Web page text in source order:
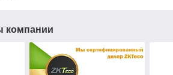
компании